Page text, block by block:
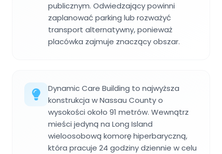
publicznym. Odwiedzający powinni
zaplanować parking lub rozważyć
transport alternatywny, ponieważ
placówka zajmuje znaczący obszar.
Dynamic Care Building to najwyższa
konstrukcja w Nassau County o
wysokości około 91 metrów. Wewnątrz
mieści jedyną na Long Island
wieloosobową komorę hiperbaryczną,
która pracuje 24 godziny dziennie w celu